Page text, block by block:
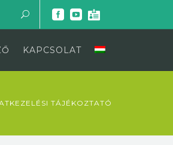
KAPCSOLAT
TÁJÉKOZTATÓ